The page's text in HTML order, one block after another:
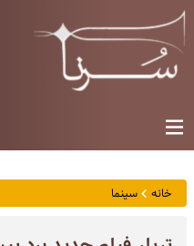
خانه سینما